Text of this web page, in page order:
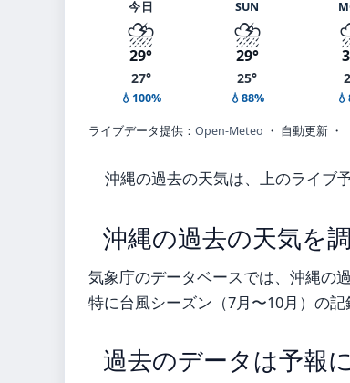
今日
⛈️
29°
27°
💧100%
SUN
⛈️
29°
25°
💧88%
ライブデータ提供： Open-Meteo ・ 自動更新 ・
沖縄の過去の天気は、上のライブ
沖縄の過去の天気を
気象庁のデータベースでは、沖縄の
特に台風シーズン（7月〜10月）の
過去のデータは予報